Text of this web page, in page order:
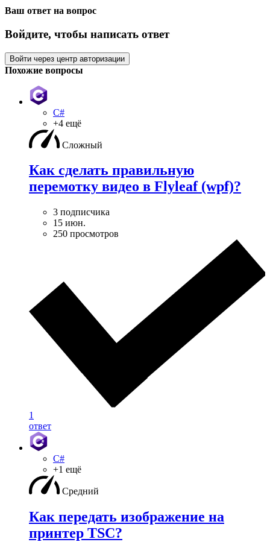
Ваш ответ на вопрос
Войдите, чтобы написать ответ
Войти через центр авторизации
Похожие вопросы
C#
+4 ещё
Сложный
Как сделать правильную
перемотку видео в Flyleaf (wpf)?
3 подписчика
15 июн.
250 просмотров
1
ответ
C#
+1 ещё
Средний
Как передать изображение на
принтер TSC?